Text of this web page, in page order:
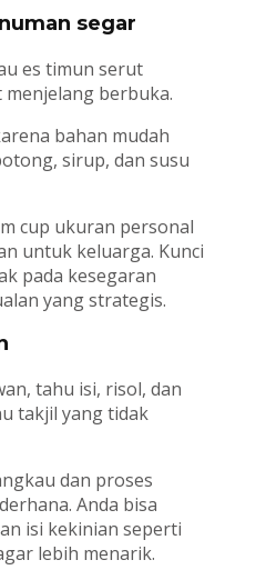
segar
es timun serut
berbuka.
bahan mudah
sirup, dan susu
cup ukuran personal
untuk keluarga. Kunci
pada kesegaran
yang strategis.
tahu isi, risol, dan
takjil yang tidak
dan proses
Anda bisa
isi kekinian seperti
lebih menarik.